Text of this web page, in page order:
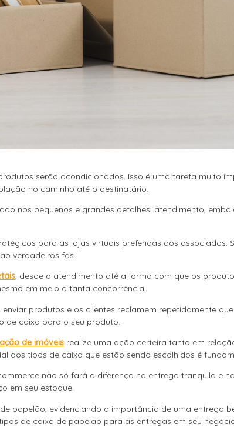
serão acondicionados. Isso é uma tarefa muito
no caminho até o destinatário.
nos pequenos e grandes detalhes: atendimento,
para as lojas virtuais preferidas dos associados.
verdadeiros fãs.
, desde o atendimento até a forma com que os
em meio a tanta concorrência.
produtos e os clientes reclamem repetidamente
de caixa para o seu produto.
de imóveis realize uma ação certeira tanto em
aos tipos de caixa que estão sendo escolhidos é
não só fará a diferença na entrega tranquila e
em seu estoque.
papelão, evidenciando a importância de uma entrega
de caixa de papelão para as entregas em seu